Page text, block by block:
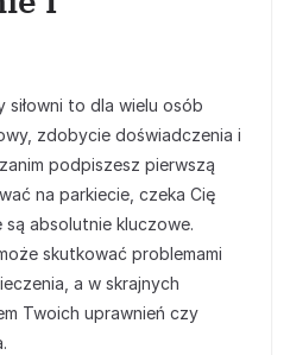
to dla wielu osób
zdobycie doświadczenia i
podpiszesz pierwszą
na parkiecie, czeka Cię
absolutnie kluczowe.
skutkować problemami
a w skrajnych
Twoich uprawnień czy